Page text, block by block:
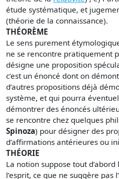
étude systématique, et
(théorie de la connaissance).
THÉORÈME
Le sens purement
ne se rencontre pratiquement
désigne une proposition
c’est un énoncé dont on
d’autres propositions déjà
système, et qui pourra
démontrer des énoncés
se rencontre chez quelques
Spinoza) pour désigner des
d’affirmations antérieures ou
THÉORIE
La notion suppose tout
l’esprit, ce que ne suggère pas